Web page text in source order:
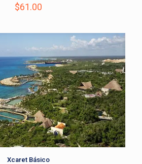
$61.00
Xcaret Básico